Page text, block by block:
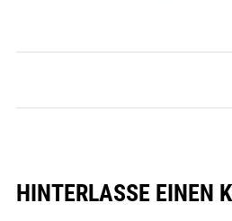
HINTERLASSE EINEN